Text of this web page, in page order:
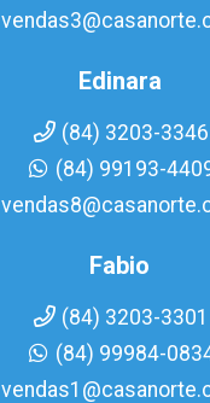
Edinara
(84) 3203-3346
(84) 99193-
Fabio
(84) 3203-3301
(84) 99984-